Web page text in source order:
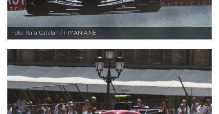
Foto: Rafa Catelan / F1MANIA.NET